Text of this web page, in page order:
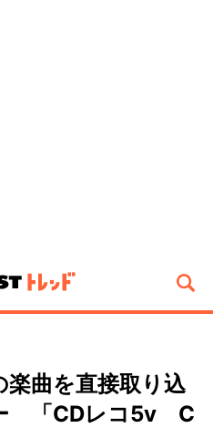
曲を直接取り込
「CDレコ5v C